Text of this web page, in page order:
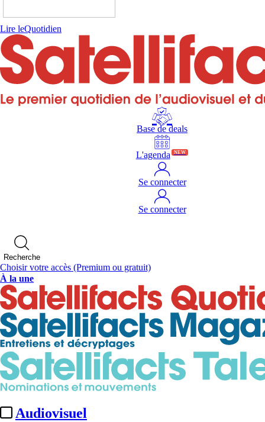
Lire leQuotidien
Base de deals
L'agenda NEW
Se connecter
Se connecter
Recherche
Choisir votre accès (Premium ou gratuit)
À la une
Audiovisuel